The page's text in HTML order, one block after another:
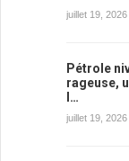
juillet 19, 2026
Pétrole
rageuse,
l…
juillet 19, 2026